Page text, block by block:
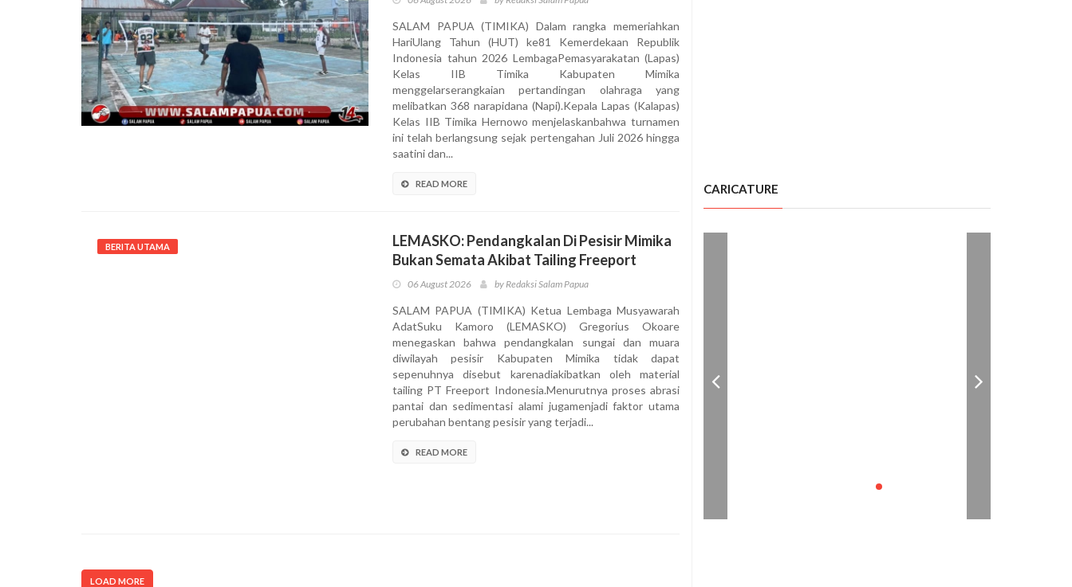
SALAM PAPUA (TIMIKA) Dalam rangka memeriahkan
HariUlang Tahun (HUT) ke81 Kemerdekaan Republik
Indonesia tahun 2026 LembagaPemasyarakatan (Lapas)
Kelas IIB Timika Kabupaten Mimika
menggelarserangkaian pertandingan olahraga yang
melibatkan 368 narapidana (Napi).Kepala Lapas (Kalapas)
Kelas IIB Timika Hernowo menjelaskanbahwa turnamen
ini telah berlangsung sejak pertengahan Juli 2026 hingga
saatini dan...
READ MORE
BERITA UTAMA
LEMASKO: Pendangkalan Di Pesisir Mimika
Bukan Semata Akibat Tailing Freeport
06 August 2026 by Redaksi Salam Papua
SALAM PAPUA (TIMIKA) Ketua Lembaga Musyawarah
AdatSuku Kamoro (LEMASKO) Gregorius Okoare
menegaskan bahwa pendangkalan sungai dan muara
diwilayah pesisir Kabupaten Mimika tidak dapat
sepenuhnya disebut karenadiakibatkan oleh material
tailing PT Freeport Indonesia.Menurutnya proses abrasi
pantai dan sedimentasi alami jugamenjadi faktor utama
perubahan bentang pesisir yang terjadi...
READ MORE
LOAD MORE
CARICATURE